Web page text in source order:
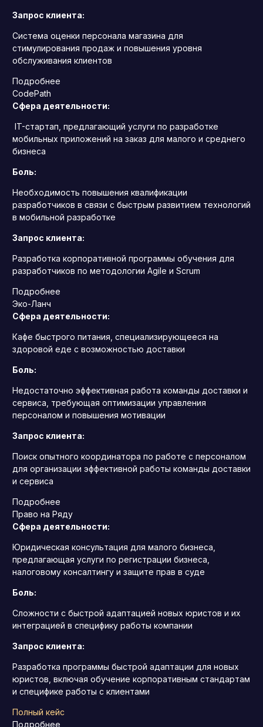
Запрос клиента:
Система оценки персонала магазина для
стимулирования продаж и повышения уровня
обслуживания клиентов
Подробнее
CodePath
Сфера деятельности:
IT-стартап, предлагающий услуги по разработке
мобильных приложений на заказ для малого и среднего
бизнеса
Боль:
Необходимость повышения квалификации
разработчиков в связи с быстрым развитием технологий
в мобильной разработке
Запрос клиента:
Разработка корпоративной программы обучения для
разработчиков по методологии Agile и Scrum
Подробнее
Эко-Ланч
Сфера деятельности:
Кафе быстрого питания, специализирующееся на
здоровой еде с возможностью доставки
Боль:
Недостаточно эффективная работа команды доставки и
сервиса, требующая оптимизации управления
персоналом и повышения мотивации
Запрос клиента:
Поиск опытного координатора по работе с персоналом
для организации эффективной работы команды доставки
и сервиса
Подробнее
Право на Ряду
Сфера деятельности:
Юридическая консультация для малого бизнеса,
предлагающая услуги по регистрации бизнеса,
налоговому консалтингу и защите прав в суде
Боль:
Сложности с быстрой адаптацией новых юристов и их
интеграцией в специфику работы компании
Запрос клиента:
Разработка программы быстрой адаптации для новых
юристов, включая обучение корпоративным стандартам
и специфике работы с клиентами
Полный кейс
Подробнее